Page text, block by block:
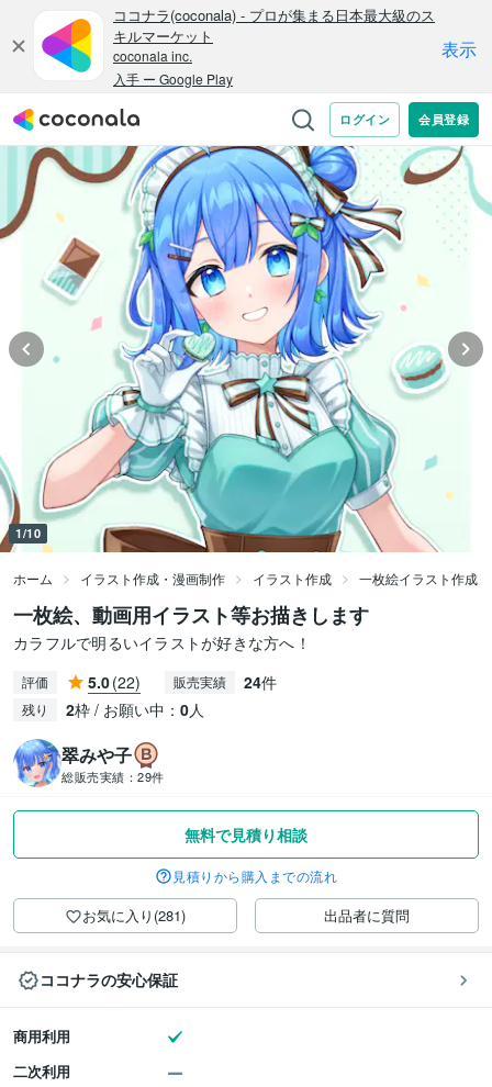
1/10
ホーム イラスト作成・漫画制作 イラスト作成 一枚絵イラスト作成
一枚絵、動画用イラスト等お描きします
カラフルで明るいイラストが好きな方へ！
評価 5.0(22) 販売実績 24件
残り 2枠 / お願い中： 0人
翠みや子
総販売実績： 29件
無料で見積り相談
見積りから購入までの流れ
お気に入り(281) 出品者に質問
ココナラの安心保証
商用利用
二次利用